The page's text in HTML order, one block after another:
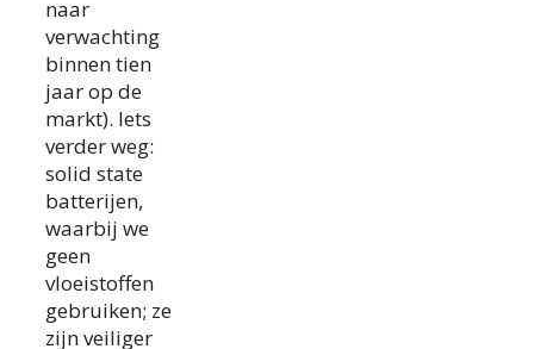
naar
verwachting
binnen tien
jaar op de
markt). Iets
verder weg:
solid state
batterijen,
waarbij we
geen
vloeistoffen
gebruiken; ze
zijn veiliger